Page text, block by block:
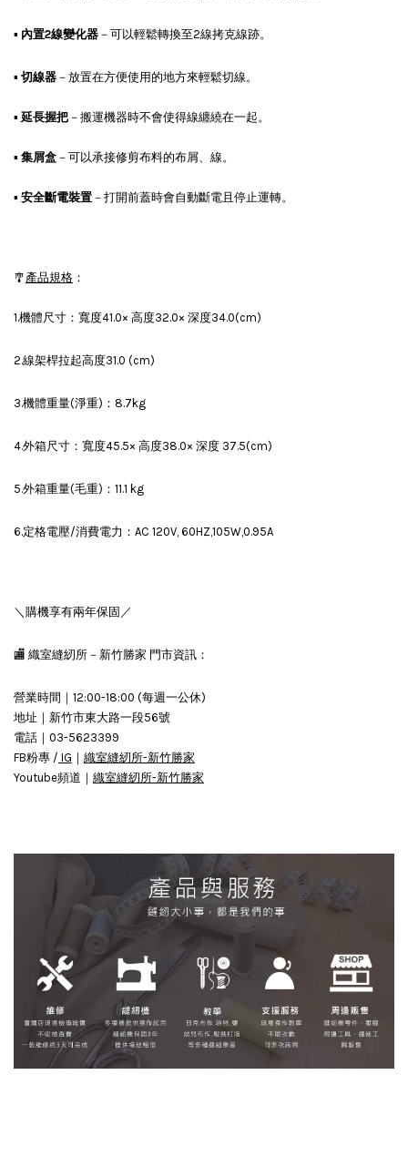
▪ 內置2線變化器 －可以輕鬆轉換至2線拷克線跡。
▪ 切線器 －放置在方便使用的地方來輕鬆切線。
▪ 延長握把 －搬運機器時不會使得線纏繞在一起。
▪ 集屑盒 －可以承接修剪布料的布屑、線。
▪ 安全斷電裝置 －打開前蓋時會自動斷電且停止運轉。
🎐 產品規格 ：
1.機體尺寸：寬度41.0× 高度32.0× 深度34.0(cm)
2.線架桿拉起高度31.0 (cm)
3.機體重量(淨重)：8.7kg
4.外箱尺寸：寬度45.5× 高度38.0× 深度 37.5(cm)
5.外箱重量(毛重)：11.1 kg
6.定格電壓/消費電力：AC 120V, 60HZ,105W,0.95A
＼購機享有兩年保固／
🏬 織室縫紉所－新竹勝家 門市資訊：
營業時間｜12:00-18:00 (每週一公休)
地址｜新竹市東大路一段56號
電話｜03-5623399
FB粉專 / IG ｜ 織室縫紉所-新竹勝家
Youtube頻道｜ 織室縫紉所-新竹勝家